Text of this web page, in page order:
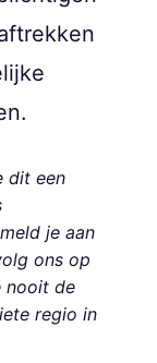
dit een
je aan
ons op
nooit de
regio in